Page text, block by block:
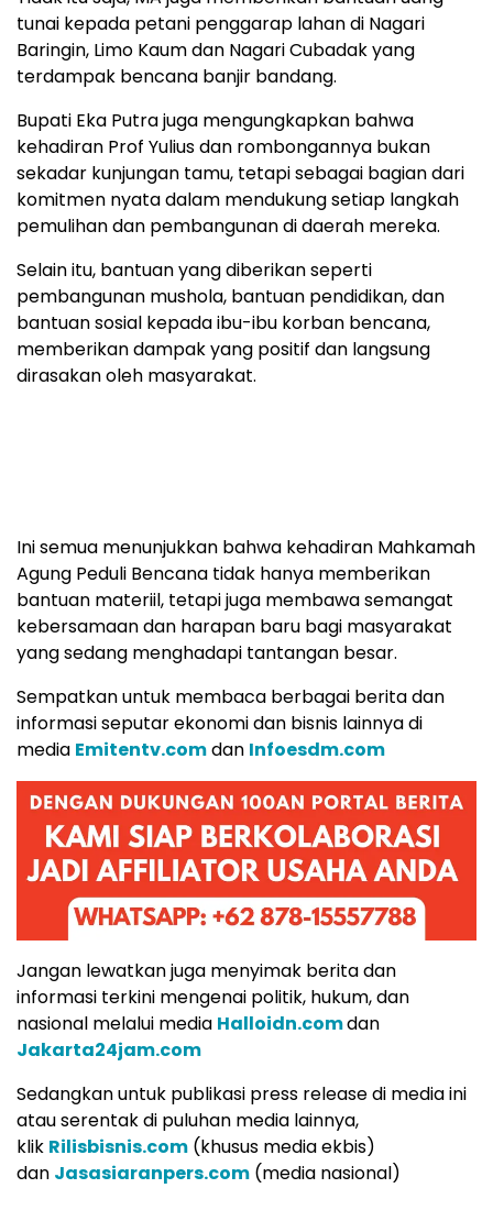
Tidak itu saja, MA juga memberikan bantuan uang
tunai kepada petani penggarap lahan di Nagari
Baringin, Limo Kaum dan Nagari Cubadak yang
terdampak bencana banjir bandang.
Bupati Eka Putra juga mengungkapkan bahwa
kehadiran Prof Yulius dan rombongannya bukan
sekadar kunjungan tamu, tetapi sebagai bagian dari
komitmen nyata dalam mendukung setiap langkah
pemulihan dan pembangunan di daerah mereka.
Selain itu, bantuan yang diberikan seperti
pembangunan mushola, bantuan pendidikan, dan
bantuan sosial kepada ibu-ibu korban bencana,
memberikan dampak yang positif dan langsung
Ini semua menunjukkan bahwa kehadiran Mahkamah
Agung Peduli Bencana tidak hanya memberikan
bantuan materiil, tetapi juga membawa semangat
kebersamaan dan harapan baru bagi masyarakat
yang sedang menghadapi tantangan besar.
Sempatkan untuk membaca berbagai berita dan
mediaEmitentv.com danInfoesdm.com
Jangan lewatkan juga menyimak berita dan
informasi terkini mengenai politik, hukum, dan
nasional melalui media
Jakarta24jam.com
Sedangkan untuk publikasi press release di media ini
atau serentak di puluhan media lainnya,
Rilisbisnis.com
(khusus media ekbis)